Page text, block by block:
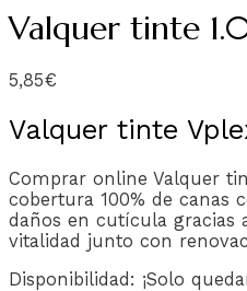
Valquer tinte
5,85€
Valquer tinte
Comprar online Valquer
cobertura 100% de canas
daños en cutícula gracias
vitalidad junto con
Disponibilidad: ¡Solo